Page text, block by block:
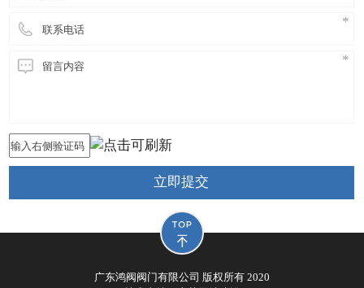
立即提交
广东鸿阀阀门有限公司 版权所有 2020